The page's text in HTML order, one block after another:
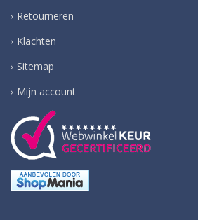
Retourneren
Klachten
Sitemap
Mijn account